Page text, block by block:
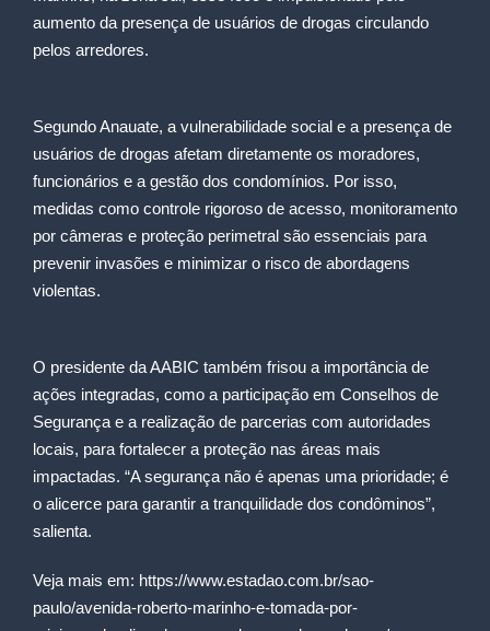
aumento da presença de usuários de drogas circulando
pelos arredores.
Segundo Anauate, a vulnerabilidade social e a presença de
usuários de drogas afetam diretamente os moradores,
funcionários e a gestão dos condomínios. Por isso,
medidas como controle rigoroso de acesso, monitoramento
por câmeras e proteção perimetral são essenciais para
prevenir invasões e minimizar o risco de abordagens
violentas.
O presidente da AABIC também frisou a importância de
ações integradas, como a participação em Conselhos de
Segurança e a realização de parcerias com autoridades
locais, para fortalecer a proteção nas áreas mais
impactadas. “A segurança não é apenas uma prioridade; é
o alicerce para garantir a tranquilidade dos condôminos”,
salienta.
Veja mais em: https://www.estadao.com.br/sao-
paulo/avenida-roberto-marinho-e-tomada-por-